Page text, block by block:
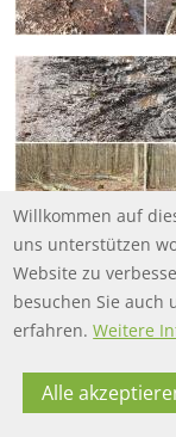
FOOTER MENU
FAQ
Willkommen auf
uns unterstützen
Website zu
besuchen Sie auch
erfahren. Weitere
Alle